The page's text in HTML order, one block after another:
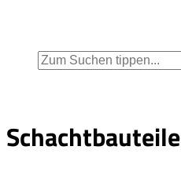
Schachtbauteile